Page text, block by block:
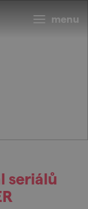
menu
seriálů